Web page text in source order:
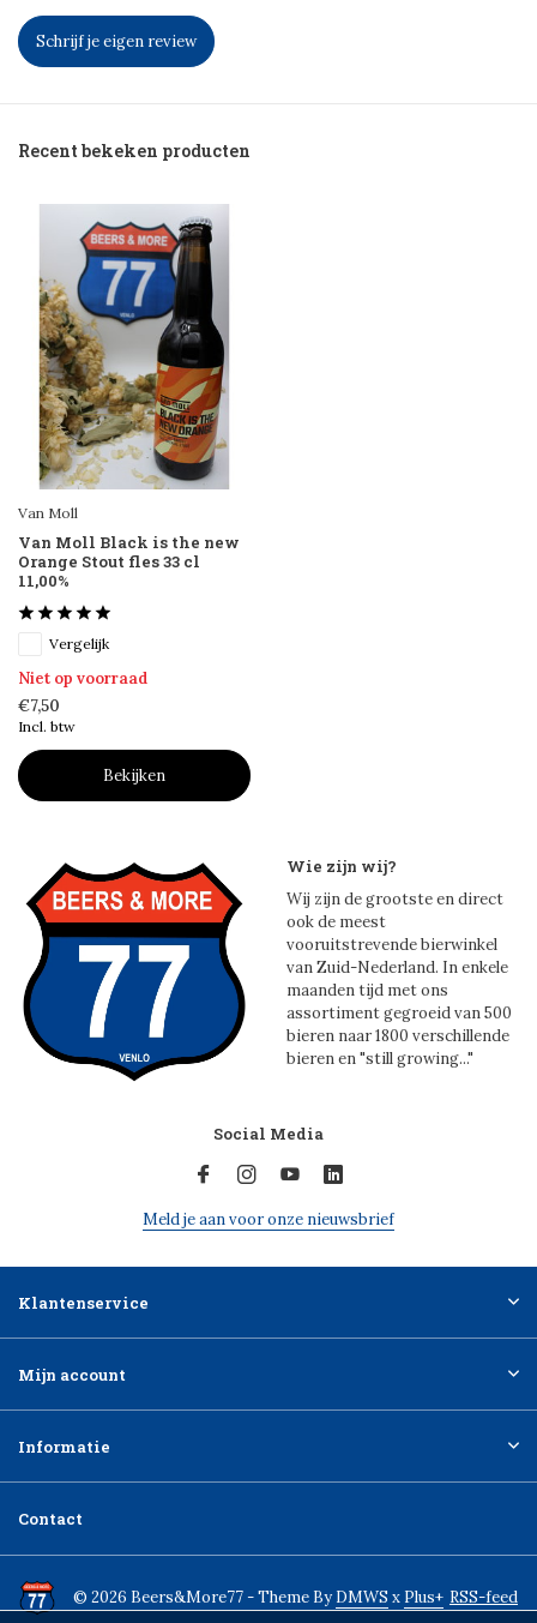
Schrijf je eigen review
Recent bekeken producten
Van Moll
Van Moll Black is the new
Orange Stout fles 33 cl
11,00%
Vergelijk
Niet op voorraad
€7,50
Incl. btw
Bekijken
Wie zijn wij?
Wij zijn de grootste en direct
ook de meest
vooruitstrevende bierwinkel
van Zuid-Nederland. In enkele
maanden tijd met ons
assortiment gegroeid van 500
bieren naar 1800 verschillende
bieren en "still growing..."
Social Media
Meld je aan voor onze nieuwsbrief
Klantenservice
Mijn account
Informatie
Contact
© 2026 Beers&More77 - Theme ByDMWS x Plus+ RSS-feed